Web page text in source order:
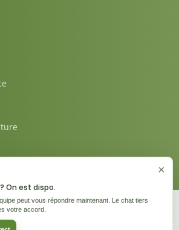
Tous droits réservés
On est dispo.
peut vous répondre maintenant. Le chat tiers
votre accord.
×